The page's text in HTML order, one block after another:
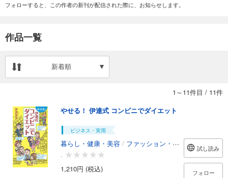
フォローすると、この作者の新刊が配信された際に、お知らせします。
作品一覧
新着順
1～11件目 / 11件
やせる！ 伊達式 コンビニでダイエット
ビジネス・実用
暮らし・健康・美容 / ファッション・美容
-
1,210円 (税込)
試し読み
フォロー